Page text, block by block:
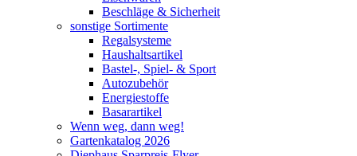
Beschläge & Sicherheit
sonstige Sortimente
Regalsysteme
Haushaltsartikel
Bastel-, Spiel- & Sport
Autozubehör
Energiestoffe
Basarartikel
Wenn weg, dann weg!
Gartenkatalog 2026